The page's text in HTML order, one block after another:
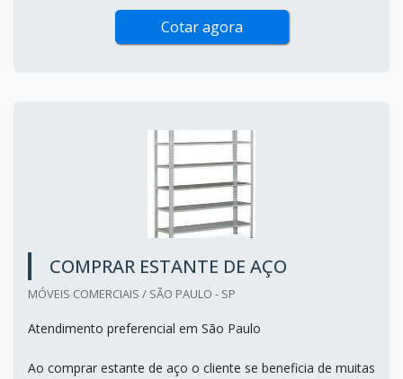
Cotar agora
COMPRAR ESTANTE DE AÇO
MÓVEIS COMERCIAIS / SÃO PAULO - SP
Atendimento preferencial em São Paulo
Ao comprar estante de aço o cliente se beneficia de muitas